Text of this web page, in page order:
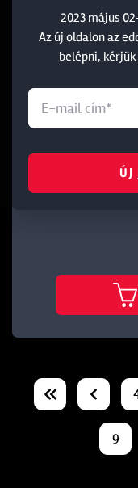
9
2023 május
Az új oldalon az
belépni,